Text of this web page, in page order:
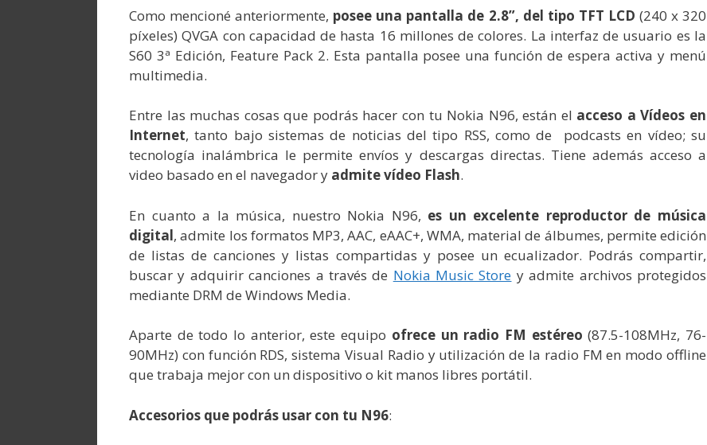
Como mencioné anteriormente, posee una pantalla de 2.8”, del tipo TFT LCD (240 x 320
píxeles) QVGA con capacidad de hasta 16 millones de colores. La interfaz de usuario es la
S60 3ª Edición, Feature Pack 2. Esta pantalla posee una función de espera activa y menú
multimedia.
Entre las muchas cosas que podrás hacer con tu Nokia N96, están el acceso a Vídeos en
Internet, tanto bajo sistemas de noticias del tipo RSS, como de podcasts en vídeo; su
tecnología inalámbrica le permite envíos y descargas directas. Tiene además acceso a
video basado en el navegador y admite vídeo Flash.
En cuanto a la música, nuestro Nokia N96, es un excelente reproductor de música
digital, admite los formatos MP3, AAC, eAAC+, WMA, material de álbumes, permite edición
de listas de canciones y listas compartidas y posee un ecualizador. Podrás compartir,
buscar y adquirir canciones a través de Nokia Music Store y admite archivos protegidos
mediante DRM de Windows Media.
Aparte de todo lo anterior, este equipo ofrece un radio FM estéreo (87.5-108MHz, 76-
90MHz) con función RDS, sistema Visual Radio y utilización de la radio FM en modo offline
que trabaja mejor con un dispositivo o kit manos libres portátil.
Accesorios que podrás usar con tu N96: